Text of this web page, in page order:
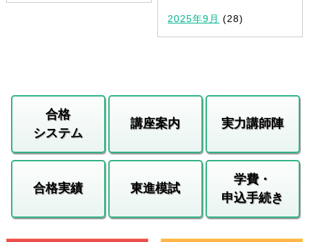
2025年9月 (28)
合格
システム
講座案内 実力講師陣
合格実績 東進模試
学費・
申込手続き